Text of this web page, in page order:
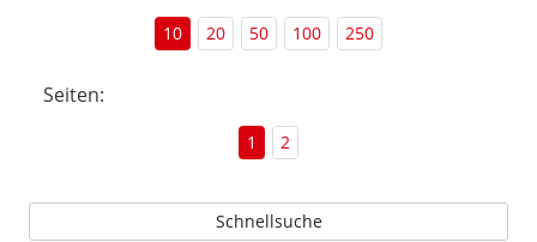
10 20 50 100 250
Seiten:
1 2
Schnellsuche